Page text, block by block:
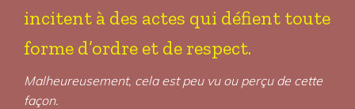
incitent à des actes qui défient toute
forme d’ordre et de respect.
Malheureusement, cela est peu vu ou perçu de cette
façon.